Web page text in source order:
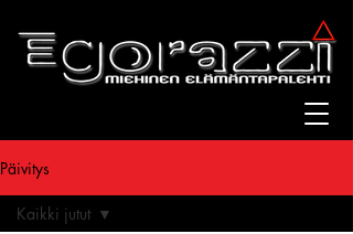
Päivitys
Kaikki jutut